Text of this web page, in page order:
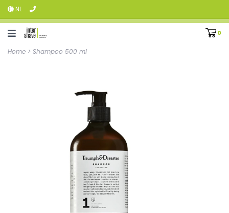
NL
0
Home > Shampoo 500 ml